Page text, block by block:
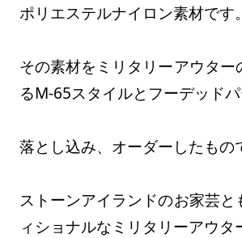
ポリエステルナイロン素材です。
その素材をミリタリーアウター
るM-65スタイルとフーデッド
落とし込み、オーダーしたもの
ストーンアイランドのお家芸と
ィショナルなミリタリーアウタ